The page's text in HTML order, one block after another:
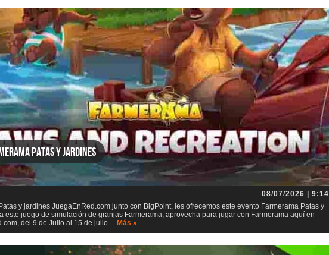
Patas y jardines
08/07/2026 | 9:14
y jardines JuegaEnRed.com junto con BigPoint, les ofrecemos este evento Farmerama Patas y
este juego de simulación de granjas Farmerama, aprovecha para jugar con Farmerama aquí en
del 9 de Julio al 15 de julio.... Más »